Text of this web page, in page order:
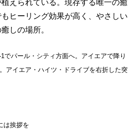
えられている。現存する唯一の癒
ヒーリング効果が高く、やさしい
しの場所。
でパール・シティ方面へ。アイエアで降り
アイエア・ハイツ・ドライブを右折した突
は挨拶を